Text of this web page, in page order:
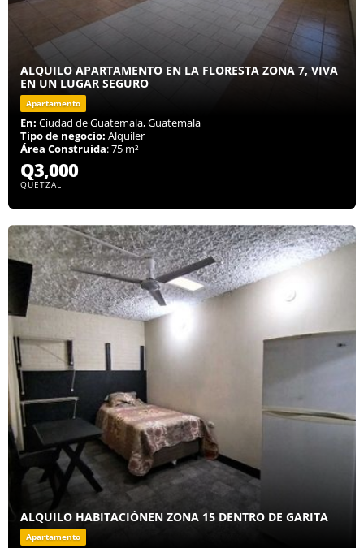
ALQUILO APARTAMENTO EN LA FLORESTA ZONA 7, VIVA
EN UN LUGAR SEGURO
Apartamento
En: Ciudad de Guatemala, Guatemala
Tipo de negocio: Alquiler
Área Construida: 75 m²
Q3,000
QUETZAL
ALQUILO HABITACIÓNEN ZONA 15 DENTRO DE GARITA
Apartamento